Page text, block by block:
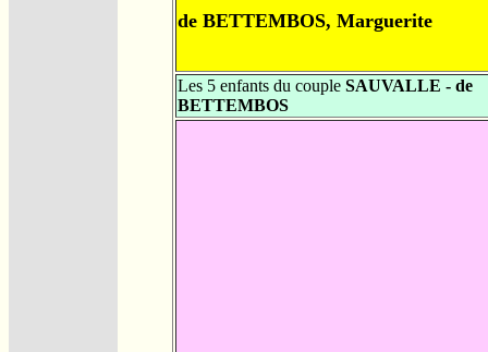
de BETTEMBOS, Marguerite
Les 5 enfants du couple SAUVALLE - de
BETTEMBOS